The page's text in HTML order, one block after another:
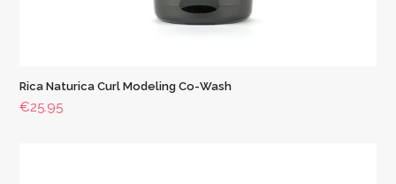
Rica Naturica Curl Modeling Co-Wash
€25.95